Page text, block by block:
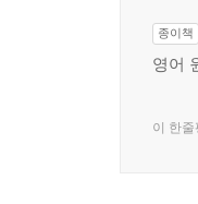
종이책
영어
이 한